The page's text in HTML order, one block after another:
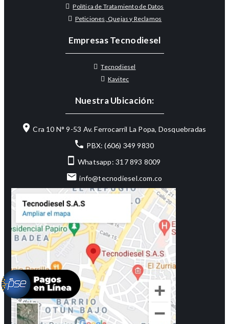
Política de Tratamiento de Datos
Peticiones, Quejas y Reclamos
Empresas Tecnodiesel
Tecnodiesel
Kavitec
Nuestra Ubicación:
Cra 10 N° 9-53 Av. Ferrocarril La Popa, Dosquebradas
PBX: (606) 349 9830
Whatsapp: 317 893 8009
info@tecnodiesel.com.co